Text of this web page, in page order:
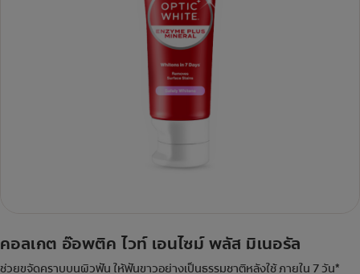
คอลเกต อ๊อพติค ไวท์ เอนไซม์ พลัส มิเนอรัล
ช่วยขจัดคราบบนผิวฟัน ให้ฟันขาวอย่างเป็นธรรมชาติหลังใช้ ภายใน 7 วัน*